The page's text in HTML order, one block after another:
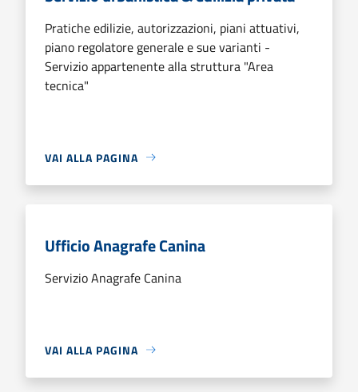
Pratiche edilizie, autorizzazioni, piani attuativi,
piano regolatore generale e sue varianti -
Servizio appartenente alla struttura "Area
tecnica"
VAI ALLA PAGINA
Ufficio Anagrafe Canina
Servizio Anagrafe Canina
VAI ALLA PAGINA